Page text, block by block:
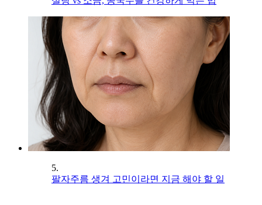
5.
팔자주름 생겨 고민이라면 지금 해야 할 일